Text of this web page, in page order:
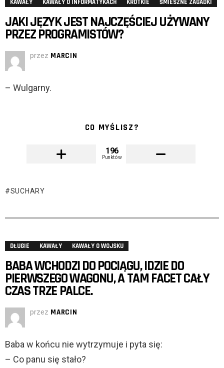
KAWAŁY KAWAŁY O INFORMATYKACH KRÓTKIE ŚMIESZNE ZAGADKI
JAKI JĘZYK JEST NAJCZĘŚCIEJ UŻYWANY
PRZEZ PROGRAMISTÓW?
przez MARCIN
– Wulgarny.
CO MYŚLISZ?
196
Punktów
SUCHARY
DŁUGIE KAWAŁY KAWAŁY O WOJSKU
BABA WCHODZI DO POCIĄGU, IDZIE DO
PIERWSZEGO WAGONU, A TAM FACET CAŁY
CZAS TRZE PALCE.
przez MARCIN
Baba w końcu nie wytrzymuje i pyta się:
– Co panu się stało?